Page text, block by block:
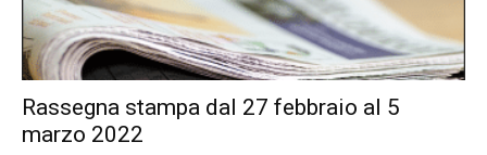
Rassegna stampa dal 27 febbraio al 5
marzo 2022